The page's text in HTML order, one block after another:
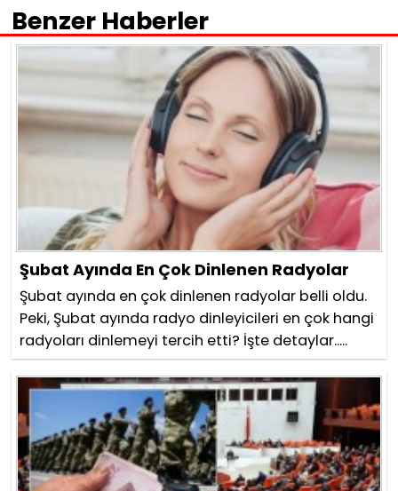
Benzer Haberler
Şubat Ayında En Çok Dinlenen Radyolar
Şubat ayında en çok dinlenen radyolar belli oldu.
Peki, Şubat ayında radyo dinleyicileri en çok hangi
radyoları dinlemeyi tercih etti? İşte detaylar.....